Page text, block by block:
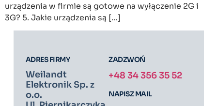
urządzenia w firmie są gotowe na wyłączenie 2G i
3G? 5. Jakie urządzenia są […]
ADRES FIRMY
Weilandt
Elektronik Sp. z
o.o.
ZADZWOŃ
+48 34 356 35 52
NAPISZ MAIL